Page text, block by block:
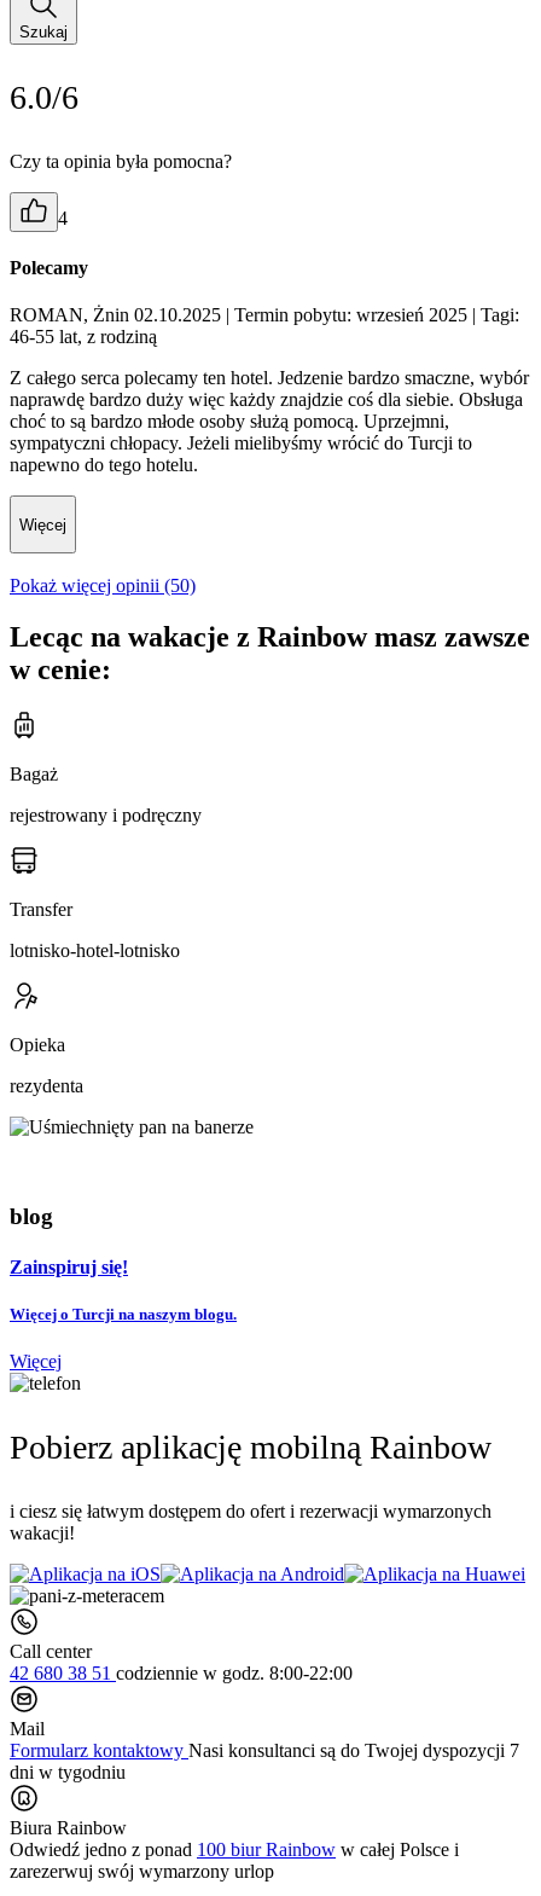
Szukaj
6.0/6
Czy ta opinia była pomocna?
4
Polecamy
ROMAN, Żnin 02.10.2025 | Termin pobytu: wrzesień 2025 | Tagi:
46-55 lat, z rodziną
Z całego serca polecamy ten hotel. Jedzenie bardzo smaczne, wybór
naprawdę bardzo duży więc każdy znajdzie coś dla siebie. Obsługa
choć to są bardzo młode osoby służą pomocą. Uprzejmni,
sympatyczni chłopacy. Jeżeli mielibyśmy wrócić do Turcji to
napewno do tego hotelu.
Więcej
Pokaż więcej opinii (50)
Lecąc na wakacje z Rainbow masz zawsze
w cenie:
Bagaż
rejestrowany i podręczny
Transfer
lotnisko-hotel-lotnisko
Opieka
rezydenta
blog
Zainspiruj się!
Więcej o Turcji na naszym blogu.
Więcej
Pobierz aplikację mobilną Rainbow
i ciesz się łatwym dostępem do ofert i rezerwacji wymarzonych
wakacji!
Call center
42 680 38 51 codziennie w godz. 8:00-22:00
Mail
Formularz kontaktowy Nasi konsultanci są do Twojej dyspozycji 7
dni w tygodniu
Biura Rainbow
Odwiedź jedno z ponad 100 biur Rainbow w całej Polsce i
zarezerwuj swój wymarzony urlop